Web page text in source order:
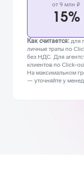
от 9 млн ₽
15%
Как считается: для
личные траты по
без НДС. Для
клиентов по Click-
На максимальном
— уточняйте у